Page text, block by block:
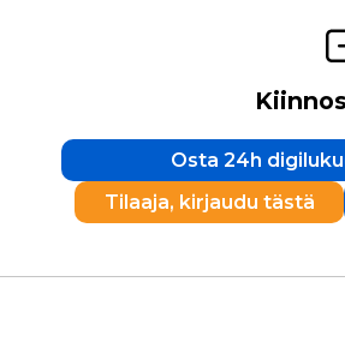
Osta 24h
Tilaaja, kirjaudu tästä